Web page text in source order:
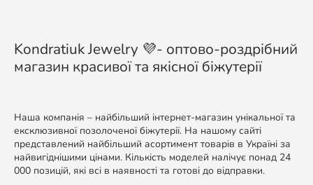
Kondratiuk Jewelry 💜- оптово-роздрібний
магазин красивої та якісної біжутерії
Наша компанія – найбільший інтернет-магазин унікальної та
ексклюзивної позолоченої біжутерії. На нашому сайті
представлений найбільший асортимент товарів в Україні за
найвигіднішими цінами. Кількість моделей налічує понад 24
000 позицій, які всі в наявності та готові до відправки.